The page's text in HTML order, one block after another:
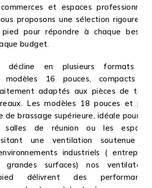
et espaces professionnels.
proposons une sélection rigoureuse
pour répondre à chaque besoin,
budget.
décline en plusieurs formats et
modèles 16 pouces, compacts et
adaptés aux pièces de taille
Les modèles 18 pouces et plus
brassage supérieure, idéale pour les
salles de réunion ou les espaces
une ventilation soutenue et
industriels ( entrepôts,
surfaces) nos ventilateurs
délivrent des performances